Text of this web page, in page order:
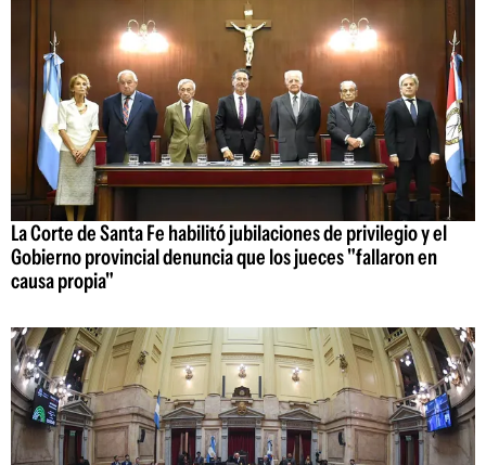
La Corte de Santa Fe habilitó jubilaciones de privilegio y el
Gobierno provincial denuncia que los jueces "fallaron en
causa propia"